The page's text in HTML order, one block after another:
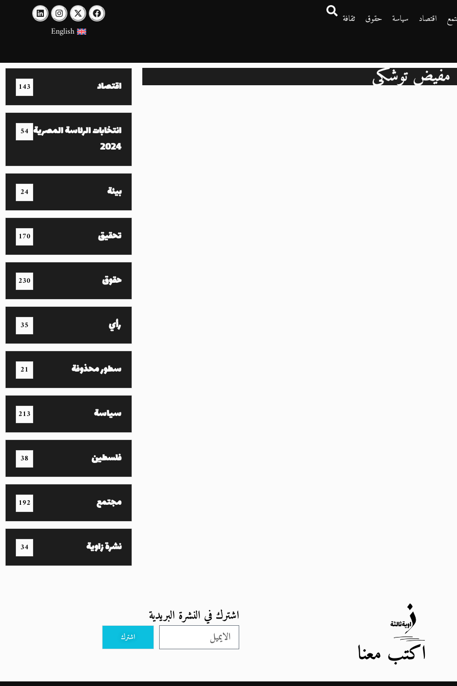
اقتصاد سياسة حقوق
ثقافة
English
مفيض توشكى اقتصاد 143
انتخابات الرئاسة المصرية
2024
54
بيئة 24
تحقيق 170
حقوق 230
رأي 35
سطور محذوفة 21
سياسة 213
فلسطين 38
مجتمع 192
نشرة زاوية 34
اكتب معنا
اشترك في النشرة البريدية
اشترك